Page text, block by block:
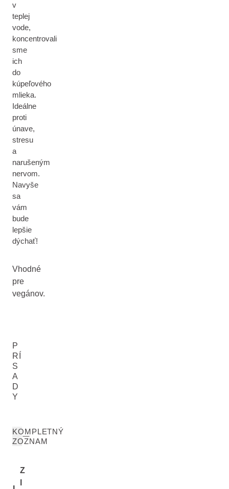
v
teplej
vode,
koncentrovali
sme
ich
do
kúpeľového
mlieka.
Ideálne
proti
únave,
stresu
a
narušeným
nervom.
Navyše
sa
vám
bude
lepšie
dýchať!
Vhodné
pre
vegánov.
P
RÍ
S
A
D
Y
KOMPLETNÝ
ZOZNAM
Z